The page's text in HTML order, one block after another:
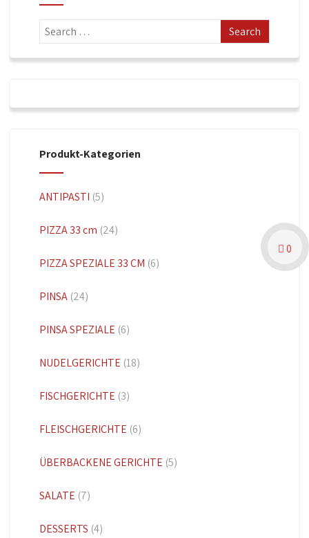
Produkt-Kategorien
ANTIPASTI (5)
PIZZA 33 cm (24)
PIZZA SPEZIALE 33 CM (6)
PINSA (24)
PINSA SPEZIALE (6)
NUDELGERICHTE (18)
FISCHGERICHTE (3)
FLEISCHGERICHTE (6)
ÜBERBACKENE GERICHTE (5)
SALATE (7)
DESSERTS (4)
0